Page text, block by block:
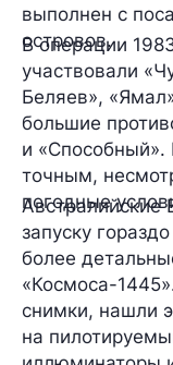
выполнен с
островов.
В операции
участвовали
Беляев»,
большие
и
точным,
погодные
Австралийские
запуску
более
«Космоса-
снимки, нашли
на